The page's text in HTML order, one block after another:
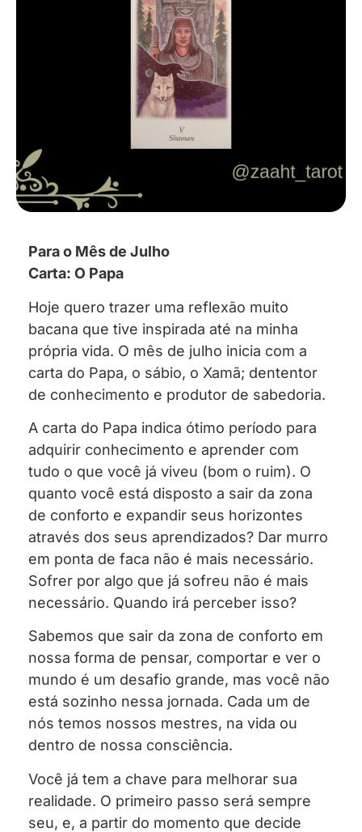
Para o Mês de Julho
Carta: O Papa
Hoje quero trazer uma reflexão muito
bacana que tive inspirada até na minha
própria vida. O mês de julho inicia com a
carta do Papa, o sábio, o Xamã; dententor
de conhecimento e produtor de sabedoria.
A carta do Papa indica ótimo período para
adquirir conhecimento e aprender com
tudo o que você já viveu (bom o ruim). O
quanto você está disposto a sair da zona
de conforto e expandir seus horizontes
através dos seus aprendizados? Dar murro
em ponta de faca não é mais necessário.
Sofrer por algo que já sofreu não é mais
necessário. Quando irá perceber isso?
Sabemos que sair da zona de conforto em
nossa forma de pensar, comportar e ver o
mundo é um desafio grande, mas você não
está sozinho nessa jornada. Cada um de
nós temos nossos mestres, na vida ou
dentro de nossa consciência.
Você já tem a chave para melhorar sua
realidade. O primeiro passo será sempre
seu, e, a partir do momento que decide